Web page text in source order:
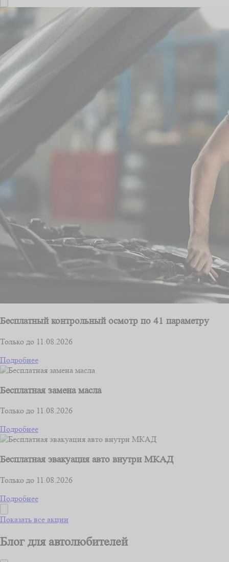
Бесплатный контрольный осмотр по 41 параметру
Только до 11.08.2026
Подробнее
Бесплатная замена масла
Только до 11.08.2026
Подробнее
Бесплатная эвакуация авто внутри МКАД
Только до 11.08.2026
Подробнее
Показать все акции
Блог для автолюбителей